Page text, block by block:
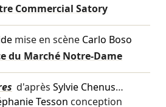
Commercial Satory
mise en scène Carlo Boso
du Marché Notre-Dame
d'après Sylvie Chenus…
Tesson conception